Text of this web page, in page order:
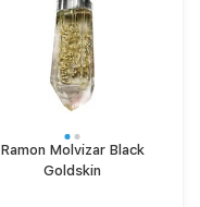
Ramon Molvizar Black
Goldskin